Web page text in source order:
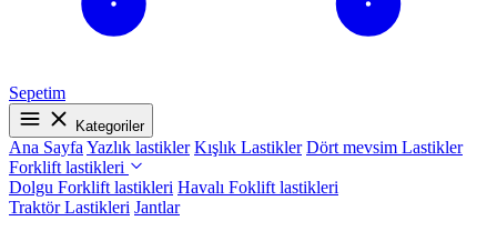
Sepetim
Kategoriler
Ana Sayfa Yazlık lastikler Kışlık Lastikler Dört mevsim Lastikler
Forklift lastikleri
Dolgu Forklift lastikleri Havalı Foklift lastikleri
Traktör Lastikleri Jantlar